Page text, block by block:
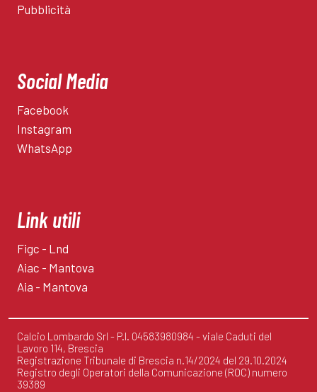
Pubblicità
Social Media
Facebook
Instagram
WhatsApp
Link utili
Figc - Lnd
Aiac - Mantova
Aia - Mantova
Calcio Lombardo Srl - P.I. 04583980984 - viale Caduti del
Lavoro 114, Brescia
Registrazione Tribunale di Brescia n.14/2024 del 29.10.2024
Registro degli Operatori della Comunicazione (ROC) numero
39389